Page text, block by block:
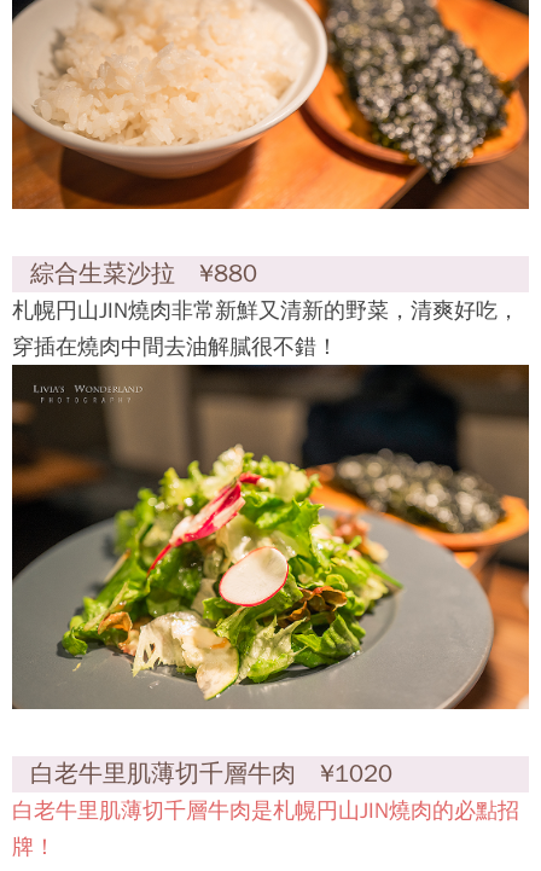
綜合生菜沙拉 ¥880
札幌円山JIN燒肉非常新鮮又清新的野菜，清爽好吃，
穿插在燒肉中間去油解膩很不錯！
白老牛里肌薄切千層牛肉 ¥1020
白老牛里肌薄切千層牛肉是札幌円山JIN燒肉的必點招
牌！